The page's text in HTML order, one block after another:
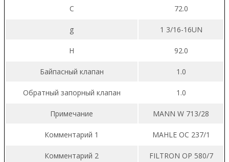
C 72.0
g 1 3/16-16UN
H 92.0
Байпасный клапан 1.0
Обратный запорный клапан 1.0
Примечание MANN W 713/28
Комментарий 1 MAHLE OC 237/1
Комментарий 2 FILTRON OP 580/7